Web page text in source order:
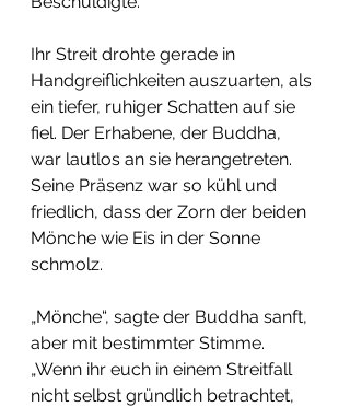
​Ihr Streit drohte gerade in
Handgreiflichkeiten auszuarten, als
ein tiefer, ruhiger Schatten auf sie
fiel. Der Erhabene, der Buddha,
war lautlos an sie herangetreten.
Seine Präsenz war so kühl und
friedlich, dass der Zorn der beiden
Mönche wie Eis in der Sonne
schmolz.
​„Mönche“, sagte der Buddha sanft,
aber mit bestimmter Stimme.
„Wenn ihr euch in einem Streitfall
nicht selbst gründlich betrachtet,